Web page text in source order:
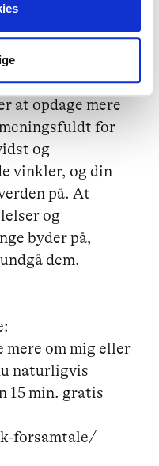
dér hvor du er.
ærligt. Jeg
dig feedback.
at opdage mere
for
og
vinkler, og din
på. At
og
byder på,
dem.
mere om mig eller
naturligvis
15 min. gratis
forsamtale/